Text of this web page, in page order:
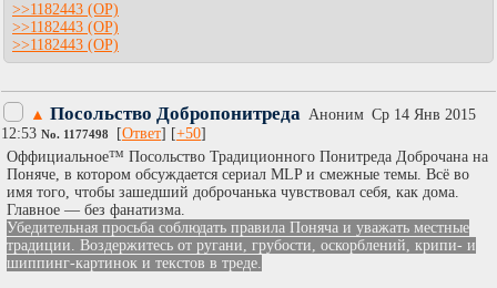
>>1182443
>>1182443
>>1182443
▲ Посольство Добропонитреда Аноним Ср 14 Янв 2015
12:53 No. 1177498 [Ответ] [+50]
Оффициальное™ Посольство Традиционного Понитреда Доброчана на
Поняче, в котором обсуждается сериал MLP и смежные темы. Всё во
имя того, чтобы зашедший доброчанька чувствовал себя, как дома.
Главное — без фанатизма.
Убедительная просьба соблюдать правила Поняча и уважать местные
традиции. Воздержитесь от ругани, грубости, оскорблений, крипи- и
шиппинг-картинок и текстов в треде.